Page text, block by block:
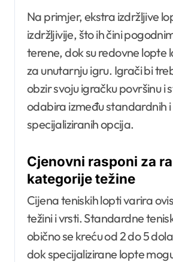
Na primjer, ekstra izdržljive
izdržljivije, što ih čini
terene, dok su redovne lopte
za unutarnju igru. Igrači bi
obzir svoju igračku površinu i
odabira između standardnih i
specijaliziranih opcija.
Cjenovni rasponi za
kategorije težine
Cijena teniskih lopti varira
težini i vrsti. Standardne
obično se kreću od 2 do 5
dok specijalizirane lopte